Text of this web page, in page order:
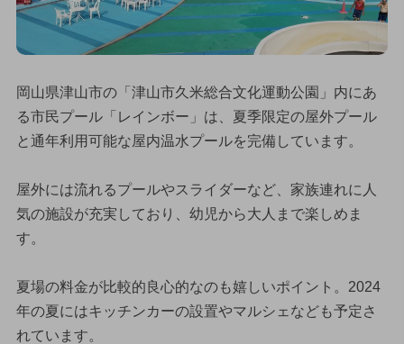
岡山県津山市の「津山市久米総合文化運動公園」内にあ
る市民プール「レインボー」は、夏季限定の屋外プール
と通年利用可能な屋内温水プールを完備しています。
屋外には流れるプールやスライダーなど、家族連れに人
気の施設が充実しており、幼児から大人まで楽しめま
す。
夏場の料金が比較的良心的なのも嬉しいポイント。2024
年の夏にはキッチンカーの設置やマルシェなども予定さ
れています。